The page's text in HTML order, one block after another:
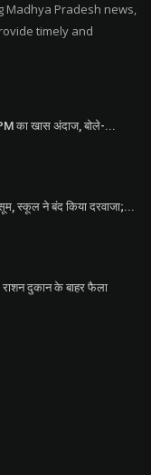
Madhya Pradesh news,
timely and
PM का खास अंदाज, बोले-...
स्कूल ने बंद किया दरवाजा;...
दुकान के बाहर फैला